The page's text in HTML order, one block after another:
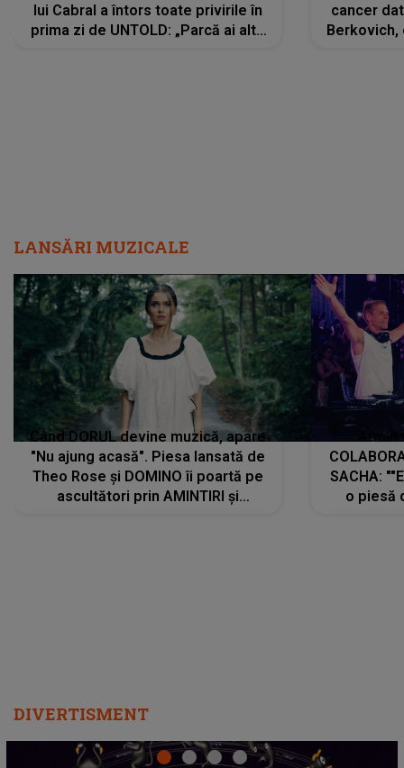
lui Cabral a întors toate privirile în
prima zi de UNTOLD: „Parcă ai altă
cancer
Berkovich,
LANSĂRI MUZICALE
Când DORUL devine muzică, apare
"Nu ajung acasă". Piesa lansată de
Theo Rose și DOMINO îi poartă pe
ascultători prin AMINTIRI și
SACHA:
o piesă
DIVERTISMENT